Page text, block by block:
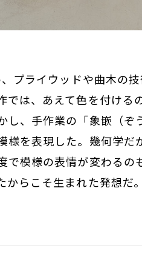
プライウッドや曲木の
では、あえて色を付ける
し、手作業の「象嵌（ぞ
様を表現した。幾何学だ
で模様の表情が変わるの
らこそ生まれた発想だ。